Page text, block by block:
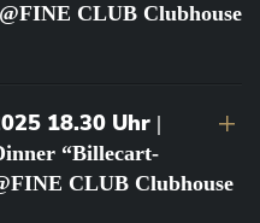
CLUB Clubhouse
18.30 Uhr |
“Billecart-
CLUB Clubhouse